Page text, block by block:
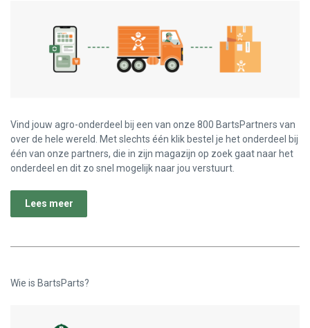
Vind jouw agro-onderdeel bij een van onze 800 BartsPartners van
over de hele wereld. Met slechts één klik bestel je het onderdeel bij
één van onze partners, die in zijn magazijn op zoek gaat naar het
onderdeel en dit zo snel mogelijk naar jou verstuurt.
Lees meer
Wie is BartsParts?